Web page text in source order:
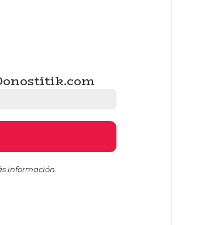
información.